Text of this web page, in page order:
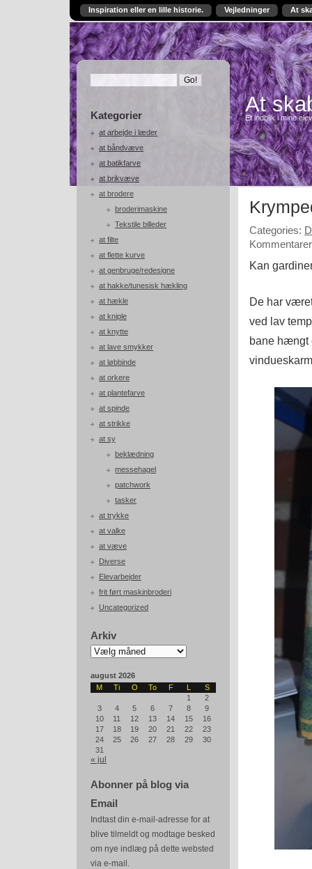
Inspiration eller en lille historie. Vejledninger At
Kategorier
at arbejde i læder
at båndvæve
at batikfarve
at brikvæve
at brodere
broderimaskine
Tekstile billeder
at filte
at flette kurve
at genbruge/redesigne
at hakke/tunesisk hækling
at hækle
at kniple
at knytte
at lave smykker
at løbbinde
at orkere
at plantefarve
at spinde
at strikke
at sy
beklædning
messehagel
patchwork
tasker
at trykke
at valke
at væve
Diverse
Elevarbejder
frit ført maskinbroderi
Uncategorized
Arkiv
Arkiv
august 2026
M
Ti O To F L
S
1
2
3
4 5 6 7 8
9
10
11 12 13 14 15
16
17
18 19 20 21 22
23
24
25 26 27 28 29
30
31
« jul
Abonner på blog via
Email
Indtast din e-mail-adresse for at
blive tilmeldt og modtage besked
om nye indlæg på dette websted
via e-mail.
At
Et indblik i mine
Categories:
Kan
De har
ved lav
bane hængt